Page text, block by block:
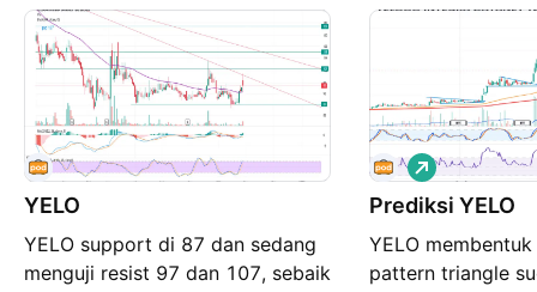
YELO
YELO support di 87 dan sedang
menguji resist 97 dan 107, sebaik
Prediksi YELO
YELO
pattern triangle
P
e
m
e
i